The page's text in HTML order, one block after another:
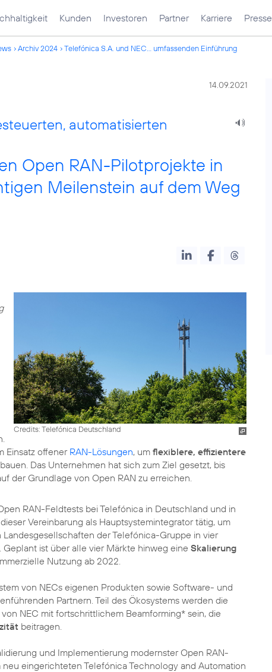
Kunden Investoren Partner Karriere Presse
Archiv 2024 Telefónica S.A. und NEC... umfassenden Einführung
14.09.2021
automatisierten
Open RAN-Pilotprojekte in
Meilenstein auf dem Weg
Credits: Telefónica Deutschland
Einsatz offener RAN-Lösungen, um flexiblere, effizientere
Das Unternehmen hat sich zum Ziel gesetzt, bis
der Grundlage von Open RAN zu erreichen.
RAN-Feldtests bei Telefónica in Deutschland und in
Vereinbarung als Hauptsystemintegrator tätig, um
der Telefónica-Gruppe in vier
ist über alle vier Märkte hinweg eine Skalierung
Nutzung ab 2022.
von NECs eigenen Produkten sowie Software- und
Partnern. Teil des Ökosystems werden die
NEC mit fortschrittlichem Beamforming* sein, die
beitragen.
und Implementierung modernster Open RAN-
eingerichteten Telefónica Technology and Automation